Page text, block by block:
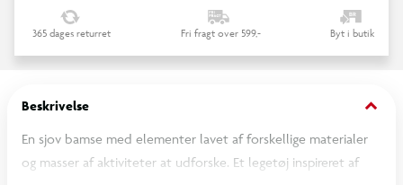
365 dages returret Fri fragt over 599,- Byt i butik
Beskrivelse keyboard_arrow_down
En sjov bamse med elementer lavet af forskellige materialer
og masser af aktiviteter at udforske. Et legetøj inspireret af